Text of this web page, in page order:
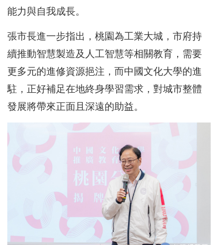
能力與自我成長。
張市長進一步指出，桃園為工業大城，市府持
續推動智慧製造及人工智慧等相關教育，需要
更多元的進修資源挹注，而中國文化大學的進
駐，正好補足在地終身學習需求，對城市整體
發展將帶來正面且深遠的助益。